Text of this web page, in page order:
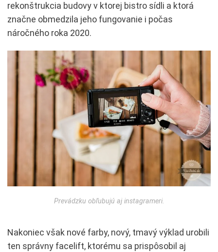
rekonštrukcia budovy v ktorej bistro sídli a ktorá
značne obmedzila jeho fungovanie i počas
náročného roka 2020.
Prevádzku obľubujú aj instagrameri.
Nakoniec však nové farby, nový, tmavý výklad urobili
ten správny facelift, ktorému sa prispôsobil aj